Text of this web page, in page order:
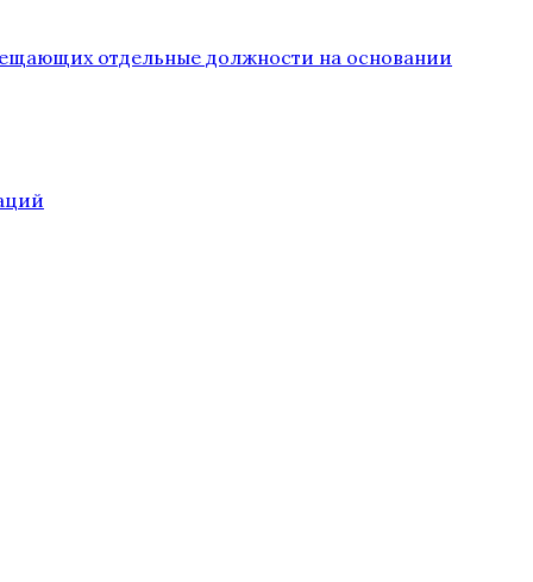
отдельные должности на основании